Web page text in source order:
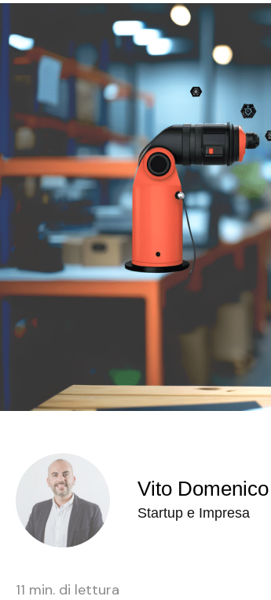
Vito
Startup e Impresa
11 min. di lettura